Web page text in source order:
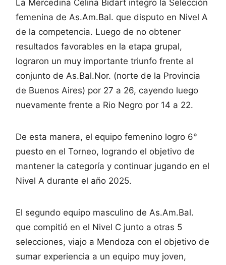
La Mercedina Celina Bidart integro la Selección
femenina de As.Am.Bal. que disputo en Nivel A
de la competencia. Luego de no obtener
resultados favorables en la etapa grupal,
lograron un muy importante triunfo frente al
conjunto de As.Bal.Nor. (norte de la Provincia
de Buenos Aires) por 27 a 26, cayendo luego
nuevamente frente a Rio Negro por 14 a 22.
De esta manera, el equipo femenino logro 6°
puesto en el Torneo, logrando el objetivo de
mantener la categoría y continuar jugando en el
Nivel A durante el año 2025.
El segundo equipo masculino de As.Am.Bal.
que compitió en el Nivel C junto a otras 5
selecciones, viajo a Mendoza con el objetivo de
sumar experiencia a un equipo muy joven,